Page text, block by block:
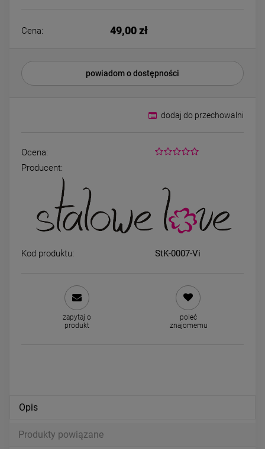
STAL CHIRURGICZNA
medalion koniczyna ażurowa
cyrkonie
24,50 zł
Bransoletka STAL
CHIRURGICZNA perły
mniejsze
44,00 zł
Cena: 49,00 zł
powiadom o dostępności
dodaj do przechowalni
Ocena:
Producent:
Kod produktu: StK-0007-Vi
zapytaj o
produkt
poleć
znajomemu
Opis
Produkty powiązane